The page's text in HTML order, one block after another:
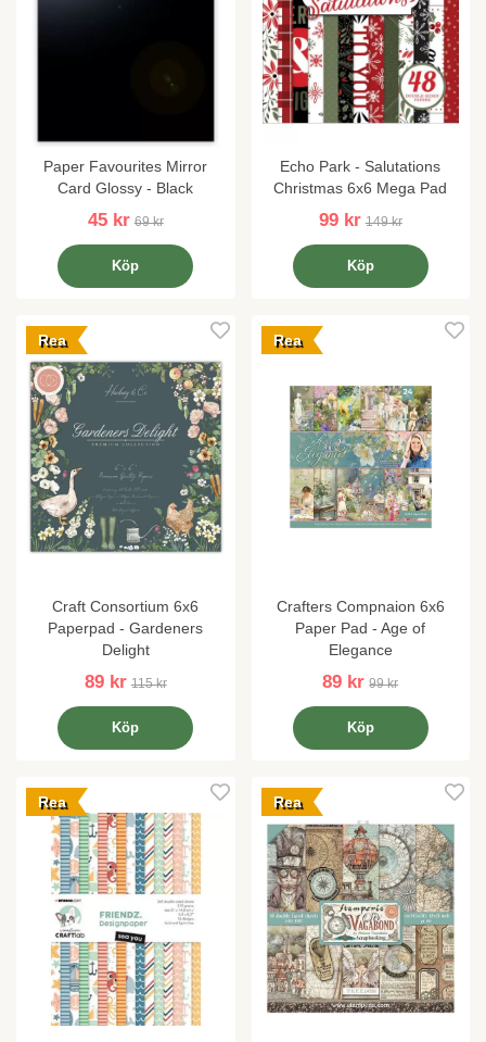
Paper Favourites Mirror
Card Glossy - Black
45 kr 69 kr
Köp
Echo Park - Salutations
Christmas 6x6 Mega Pad
99 kr 149 kr
Köp
Rea
Craft Consortium 6x6
Paperpad - Gardeners
Delight
89 kr 115 kr
Köp
Rea
Crafters Compnaion 6x6
Paper Pad - Age of
Elegance
89 kr 99 kr
Köp
Rea Rea